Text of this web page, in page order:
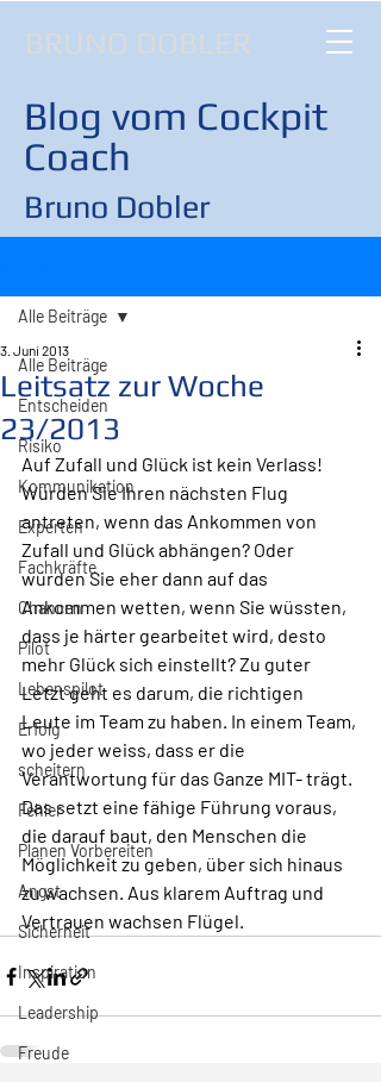
BRUNO DOBLER
Blog vom Cockpit
Coach
Bruno Dobler
Alle Beiträge
Entscheiden
Risiko
Kommunikation
Experten
Fachkräfte
Chancen
Pilot
Lebenspilot
Erfolg
scheitern
Fehler
Planen Vorbereiten
Angst
Sicherheit
Inspiration
Leadership
Freude
Alle Beiträge
Leitsatz zur Woche
23/2013
3. Juni 2013
Auf Zufall und Glück ist kein Verlass!
Würden Sie Ihren nächsten Flug
antreten, wenn das Ankommen von
Zufall und Glück abhängen? Oder
würden Sie eher dann auf das
Ankommen wetten, wenn Sie wüssten,
dass je härter gearbeitet wird, desto
mehr Glück sich einstellt? Zu guter
Letzt geht es darum, die richtigen
Leute im Team zu haben. In einem Team,
wo jeder weiss, dass er die
Verantwortung für das Ganze MIT- trägt.
Das setzt eine fähige Führung voraus,
die darauf baut, den Menschen die
Möglichkeit zu geben, über sich hinaus
zu wachsen. Aus klarem Auftrag und
Vertrauen wachsen Flügel.